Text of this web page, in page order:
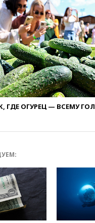
ГДЕ ОГУРЕЦ — ВСЕМУ